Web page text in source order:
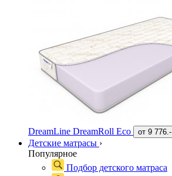
DreamLine DreamRoll Eco от 9 776.-
Детские матрасы ›
Популярное
Подбор детского матраса